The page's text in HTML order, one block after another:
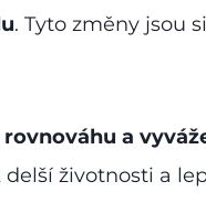
. Tyto změny jsou
a
delší životnosti a